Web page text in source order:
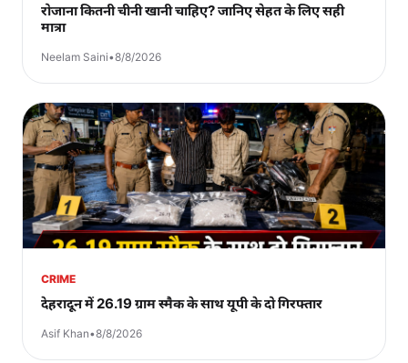
रोजाना कितनी चीनी खानी चाहिए? जानिए सेहत के लिए सही
मात्रा
Neelam Saini•8/8/2026
CRIME
देहरादून में 26.19 ग्राम स्मैक के साथ यूपी के दो गिरफ्तार
Asif Khan•8/8/2026